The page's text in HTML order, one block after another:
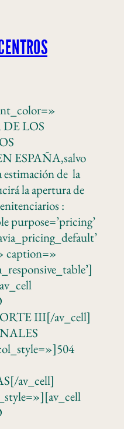
LOS
ESPAÑA,salvo
de la
la apertura de
:
purpose=’pricing’
caption=»
III[/av_cell]
av_cell]